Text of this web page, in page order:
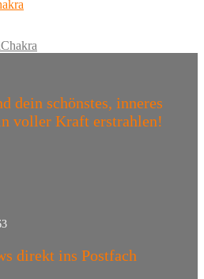
dein schönstes, inneres
voller Kraft erstrahlen!
direkt ins Postfach